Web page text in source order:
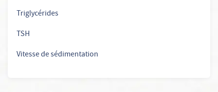
Triglycérides
TSH
Vitesse de sédimentation